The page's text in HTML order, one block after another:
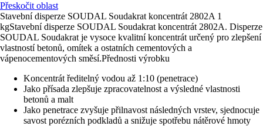
Přeskočit oblast
Stavební disperze SOUDAL Soudakrat koncentrát 2802A 1
kgStavební disperze SOUDAL Soudakrat koncentrát 2802A. Disperze
SOUDAL Soudakrat je vysoce kvalitní koncentrát určený pro zlepšení
vlastností betonů, omítek a ostatních cementových a
vápenocementových směsí.Přednosti výrobku
Koncentrát ředitelný vodou až 1:10 (penetrace)
Jako přísada zlepšuje zpracovatelnost a výsledné vlastnosti
betonů a malt
Jako penetrace zvyšuje přilnavost následných vrstev, sjednocuje
savost porézních podkladů a snižuje spotřebu nátěrové hmoty